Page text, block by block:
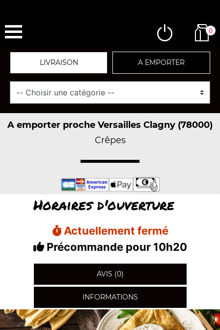
0
LIVRAISON A EMPORTER
A emporter proche Versailles Clagny (78000)
Crêpes
Horaires d'ouverture
Actuellement fermé
Précommande pour 10h20
AVIS (0)
INFORMATIONS